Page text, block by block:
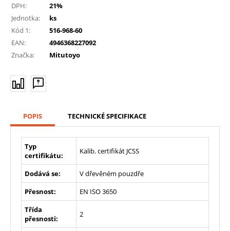
DPH:
21%
Jednotka:
ks
Kód 1:
516-968-60
EAN:
4946368227092
Značka:
Mitutoyo
POPIS TECHNICKÉ SPECIFIKACE
Typ
certifikátu:
Kalib. certifikát JCSS
Dodává se:
V dřevěném pouzdře
Přesnost:
EN ISO 3650
Třída
přesnosti:
2